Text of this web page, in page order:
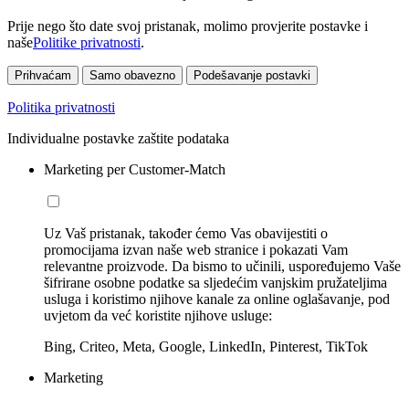
Prije nego što date svoj pristanak, molimo provjerite postavke i
našePolitike privatnosti.
Prihvaćam Samo obavezno Podešavanje postavki
Politika privatnosti
Individualne postavke zaštite podataka
Marketing per Customer-Match
Uz Vaš pristanak, također ćemo Vas obavijestiti o
promocijama izvan naše web stranice i pokazati Vam
relevantne proizvode. Da bismo to učinili, uspoređujemo Vaše
šifrirane osobne podatke sa sljedećim vanjskim pružateljima
usluga i koristimo njihove kanale za online oglašavanje, pod
uvjetom da već koristite njihove usluge:
Bing, Criteo, Meta, Google, LinkedIn, Pinterest, TikTok
Marketing